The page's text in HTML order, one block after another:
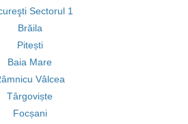
Sectorul 1
Brăila
Pitești
Baia Mare
Vâlcea
Târgoviște
Focșani